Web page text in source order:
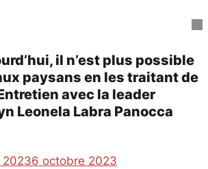
il n’est plus possible
paysans en les traitant de
avec la leader
Leonela Labra Panocca
20236 octobre 2023